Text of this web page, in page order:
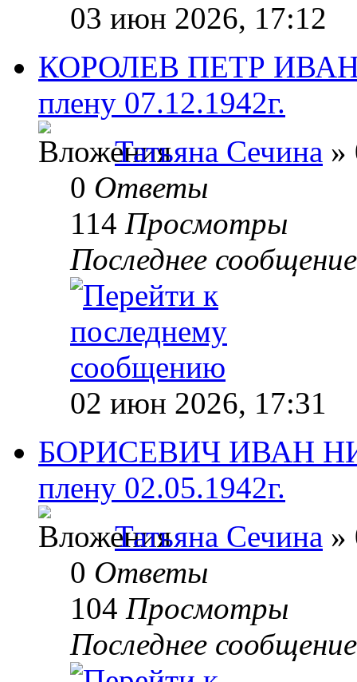
03 июн 2026, 17:12
КОРОЛЕВ ПЕТР
плену 07.12.1942г.
Татьяна Сечина »
0 Ответы
114 Просмотры
Последнее
02 июн 2026, 17:31
БОРИСЕВИЧ ИВАН
плену 02.05.1942г.
Татьяна Сечина »
0 Ответы
104 Просмотры
Последнее